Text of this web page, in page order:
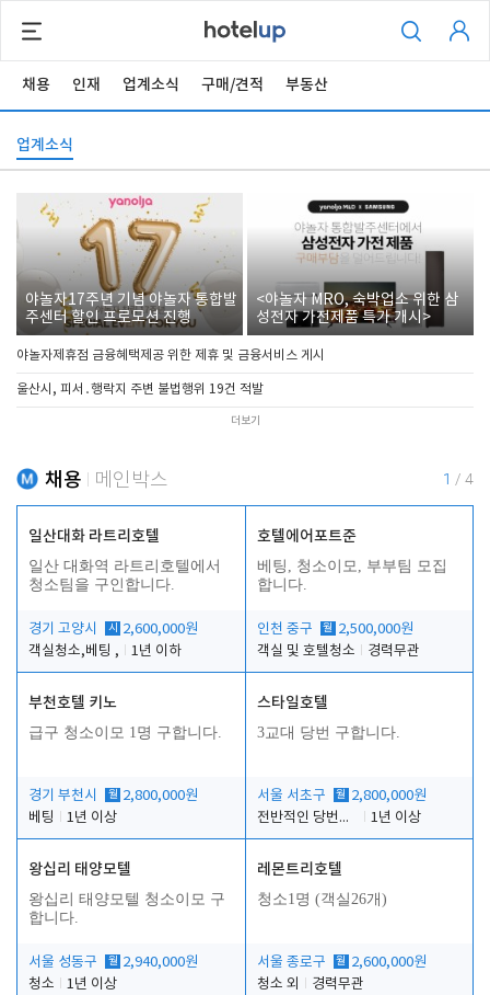
채용 인재 업계소식 구매/견적 부동산
업계소식
야놀자17주년 기념 야놀자 통합발
주센터 할인 프로모션 진행
<야놀자 MRO, 숙박업소 위한 삼
성전자 가전제품 특가 개시>
야놀자제휴점 금융혜택제공 위한 제휴 및 금융서비스 게시
울산시, 피서․행락지 주변 불법행위 19건 적발
더보기
채용 메인박스 1 / 4
일산대화 라트리호텔
일산 대화역 라트리호텔에서
청소팀을 구인합니다.
경기 고양시 시
2,600,000원
객실청소,베팅 ,
1년 이하
호텔에어포트준
베팅, 청소이모, 부부팀 모집
합니다.
인천 중구 월 2,500,000원
객실 및 호텔청소
경력무관
부천호텔 키노
급구 청소이모 1명 구합니다.
경기 부천시 월 2,800,000원
베팅
1년 이상
스타일호텔
3교대 당번 구합니다.
서울 서초구 월 2,800,000원
전반적인 당번업무
1년 이상
왕십리 태양모텔
왕십리 태양모텔 청소이모 구
합니다.
서울 성동구 월 2,940,000원
청소
1년 이상
레몬트리호텔
청소1명 (객실26개)
서울 종로구 월 2,600,000원
청소 외
경력무관